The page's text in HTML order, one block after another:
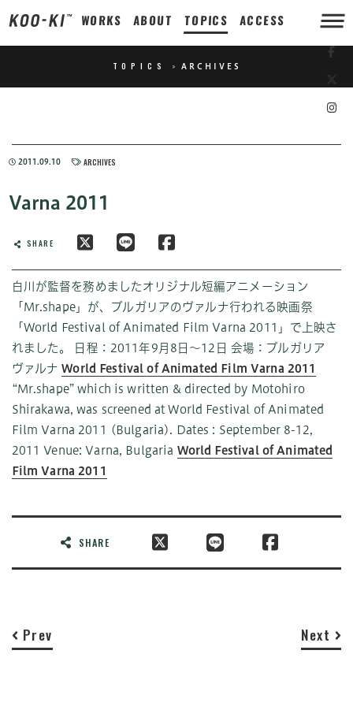
WORKS ABOUT TOPICS ACCESS
TOPICS > ARCHIVES
2011.09.10 ARCHIVES
Varna 2011
SHARE
白川が監督を務めましたオリジナル短編アニメーション
「Mr.shape」が、ブルガリアのヴァルナ行われる映画祭
「World Festival of Animated Film Varna 2011」で上映さ
れました。 日程：2011年9月8日～12日 会場：ブルガリア
ヴァルナWorld Festival of Animated Film Varna 2011
“Mr.shape” which is written & directed by Motohiro
Shirakawa, was screened at World Festival of Animated
Film Varna 2011 (Bulgaria). Dates : September 8-12,
2011 Venue: Varna, Bulgaria World Festival of Animated
Film Varna 2011
SHARE
Prev Next